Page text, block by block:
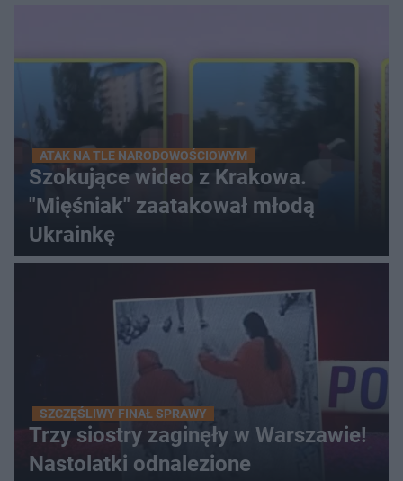
ATAK NA TLE NARODOWOŚCIOWYM
Szokujące wideo z Krakowa.
"Mięśniak" zaatakował młodą
Ukrainkę
SZCZĘŚLIWY FINAŁ SPRAWY
Trzy siostry zaginęły w Warszawie!
Nastolatki odnalezione